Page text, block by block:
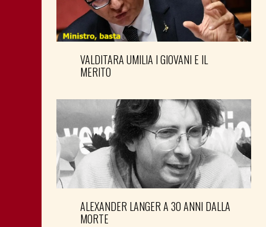
VALDITARA UMILIA I GIOVANI E IL
MERITO
ALEXANDER LANGER A 30 ANNI DALLA
MORTE